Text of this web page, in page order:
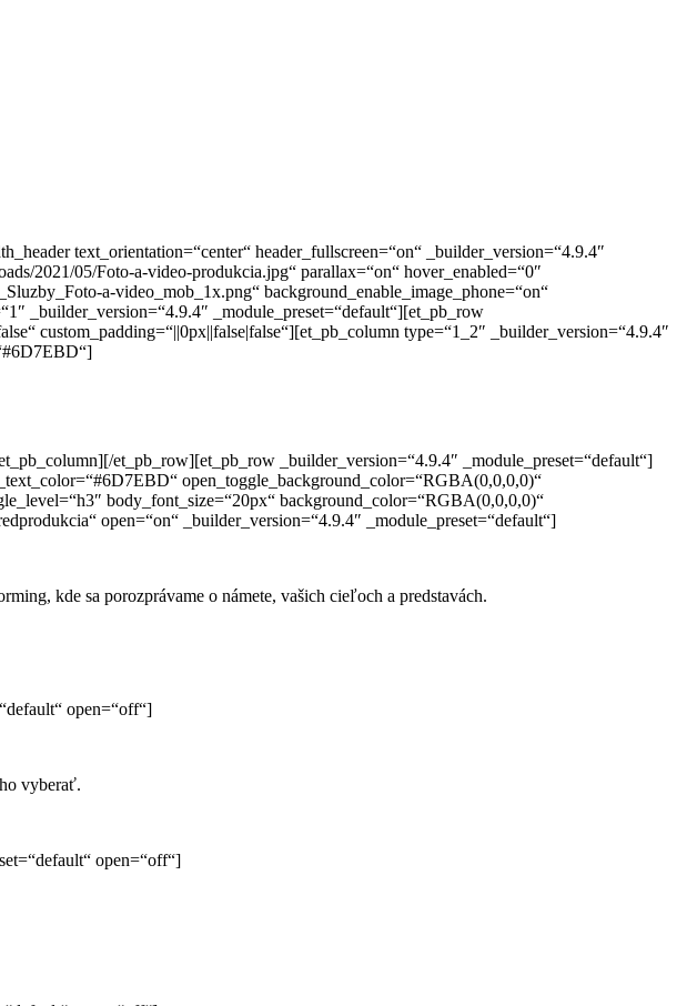
text_orientation=“center“ header_fullscreen=“on“ _builder_version=“4.9.4″
2021/05/Foto-a-video-produkcia.jpg“ parallax=“on“ hover_enabled=“0″
a-video_mob_1x.png“ background_enable_image_phone=“on“
_builder_version=“4.9.4″ _module_preset=“default“][et_pb_row
custom_padding=“||0px||false|false“][et_pb_column type=“1_2″ _builder_version=“4.9.4″
et_pb_row][et_pb_row _builder_version=“4.9.4″ _module_preset=“default“]
open_toggle_background_color=“RGBA(0,0,0,0)“
body_font_size=“20px“ background_color=“RGBA(0,0,0,0)“
open=“on“ _builder_version=“4.9.4″ _module_preset=“default“]
kde sa porozprávame o námete, vašich cieľoch a predstavách.
open=“off“]
vyberať.
open=“off“]